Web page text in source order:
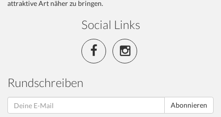
attraktive Art näher zu bringen.
Social Links
Rundschreiben
Abonnieren